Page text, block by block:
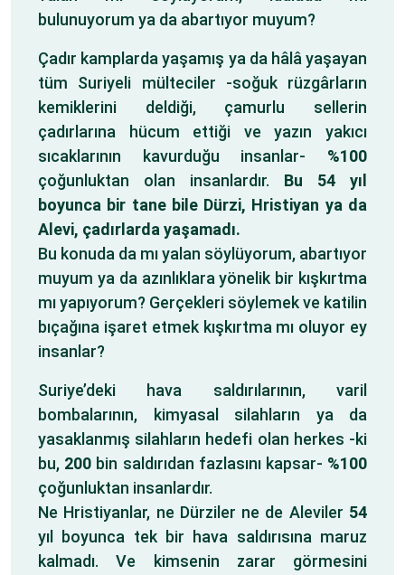
bulunuyorum ya da abartıyor muyum?
Çadır kamplarda yaşamış ya da hâlâ yaşayan
tüm Suriyeli mülteciler -soğuk rüzgârların
kemiklerini deldiği, çamurlu sellerin
çadırlarına hücum ettiği ve yazın yakıcı
sıcaklarının kavurduğu insanlar- %100
çoğunluktan olan insanlardır. Bu 54 yıl
boyunca bir tane bile Dürzi, Hristiyan ya da
Alevi, çadırlarda yaşamadı.
Bu konuda da mı yalan söylüyorum, abartıyor
muyum ya da azınlıklara yönelik bir kışkırtma
mı yapıyorum? Gerçekleri söylemek ve katilin
bıçağına işaret etmek kışkırtma mı oluyor ey
insanlar?
Suriye’deki hava saldırılarının, varil
bombalarının, kimyasal silahların ya da
yasaklanmış silahların hedefi olan herkes -ki
bu, 200 bin saldırıdan fazlasını kapsar- %100
çoğunluktan insanlardır.
Ne Hristiyanlar, ne Dürziler ne de Aleviler 54
yıl boyunca tek bir hava saldırısına maruz
kalmadı. Ve kimsenin zarar görmesini